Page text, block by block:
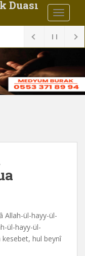
Duası
Allah-ül-hayy-ül-
ül-hayy-ül-
hul beynî